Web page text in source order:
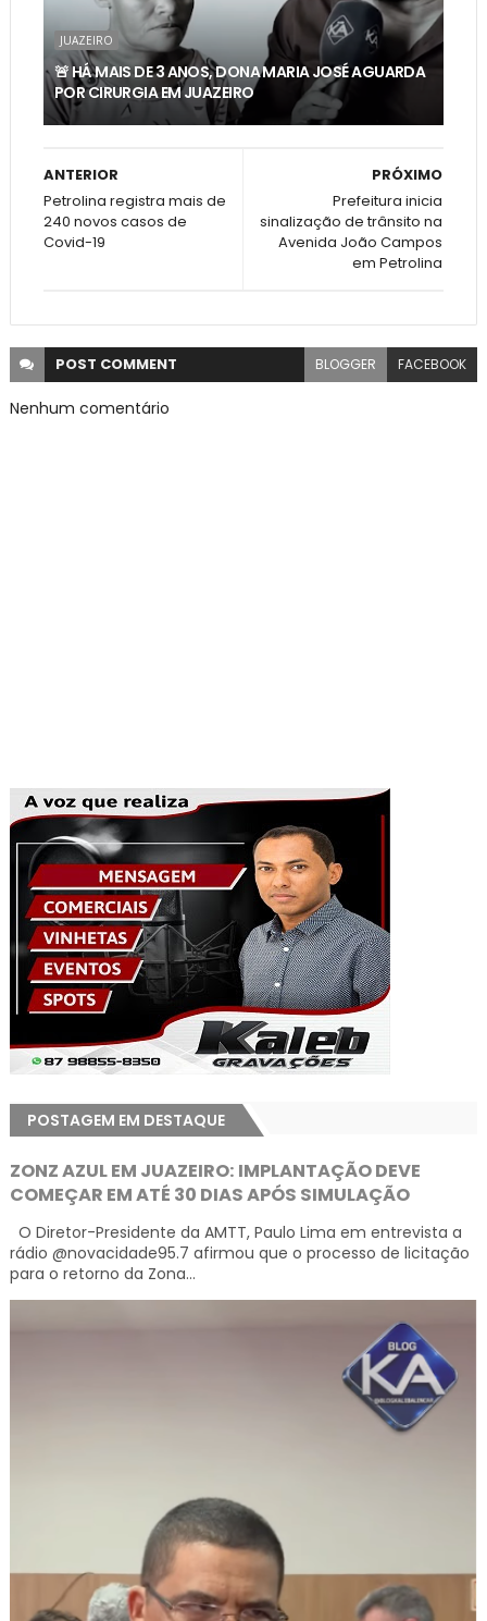
JUAZEIRO
🚨 HÁ MAIS DE 3 ANOS, DONA MARIA JOSÉ AGUARDA
POR CIRURGIA EM JUAZEIRO
PRÓXIMO
Prefeitura inicia
sinalização de trânsito na
Avenida João Campos
em Petrolina
ANTERIOR
Petrolina registra mais de
240 novos casos de
Covid-19
POST COMMENT BLOGGER FACEBOOK
Nenhum comentário
POSTAGEM EM DESTAQUE
ZONZ AZUL EM JUAZEIRO: IMPLANTAÇÃO DEVE
COMEÇAR EM ATÉ 30 DIAS APÓS SIMULAÇÃO
O Diretor-Presidente da AMTT, Paulo Lima em entrevista a
rádio @novacidade95.7 afirmou que o processo de licitação
para o retorno da Zona...